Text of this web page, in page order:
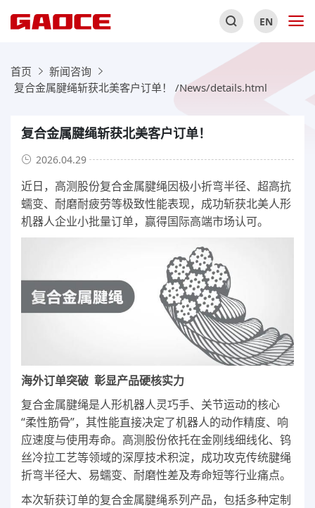
EN
首页
新闻咨询
复合金属腱绳斩获北美客户订单！ /News/details.html
复合金属腱绳斩获北美客户订单！
2026.04.29
近日，高测股份复合金属腱绳因极小折弯半径、超高抗
蠕变、耐磨耐疲劳等极致性能表现，成功斩获北美人形
机器人企业小批量订单，赢得国际高端市场认可。
海外订单突破 彰显产品硬核实力
复合金属腱绳是人形机器人灵巧手、关节运动的核心
“柔性筋骨”，其性能直接决定了机器人的动作精度、响
应速度与使用寿命。高测股份依托在金刚线细线化、钨
丝冷拉工艺等领域的深厚技术积淀，成功攻克传统腱绳
折弯半径大、易蠕变、耐磨性差及寿命短等行业痛点。
本次斩获订单的复合金属腱绳系列产品，包括多种定制